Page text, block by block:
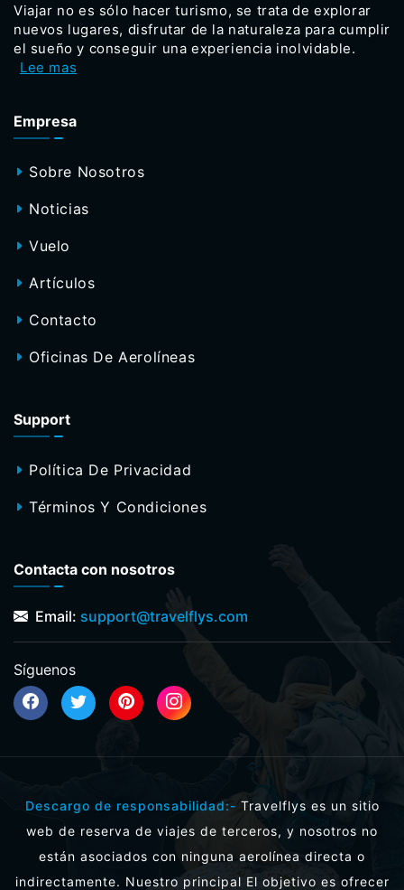
Viajar no es sólo hacer turismo, se trata de explorar
nuevos lugares, disfrutar de la naturaleza para cumplir
el sueño y conseguir una experiencia inolvidable.
Lee mas
Empresa
Sobre Nosotros
Noticias
Vuelo
Artículos
Contacto
Oficinas De Aerolíneas
Support
Política De Privacidad
Términos Y Condiciones
Contacta con nosotros
Email: support@travelflys.com
Síguenos
Descargo de responsabilidad:- Travelflys es un sitio
web de reserva de viajes de terceros, y nosotros no
están asociados con ninguna aerolínea directa o
indirectamente. Nuestro principal El objetivo es ofrecer